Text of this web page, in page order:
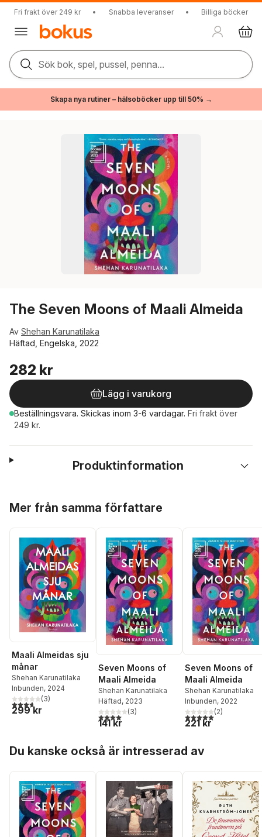
Fri frakt över 249 kr • Snabba leveranser • Billiga böcker
Sök bok, spel, pussel, penna...
Skapa nya rutiner – hälsoböcker upp till 50% →
The Seven Moons of Maali Almeida
Av Shehan Karunatilaka
Häftad, Engelska, 2022
282 kr
Lägg i varukorg
Beställningsvara. Skickas inom 3-6 vardagar. Fri frakt över
249 kr.
Produktinformation
Mer från samma författare
Maali Almeidas sju
månar
Shehan Karunatilaka
Inbunden, 2024
3,7utav 5 stjärnor. Totalt antal röster:
(3)
299 kr
Seven Moons of
Maali Almeida
Shehan Karunatilaka
Häftad, 2023
4,0utav 5 stjärnor. Totalt antal röster:
(3)
141 kr
Seven Moons of
Maali Almeida
Shehan Karunatilaka
Inbunden, 2022
5,0utav 5 stjärnor.
(2)
221 kr
Du kanske också är intresserad av